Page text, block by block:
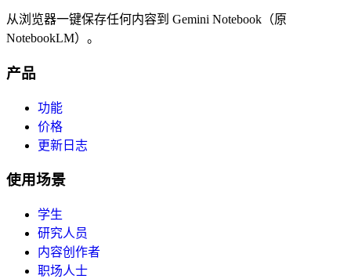
从浏览器一键保存任何内容到 Gemini Notebook（原
NotebookLM）。
产品
功能
价格
更新日志
使用场景
学生
研究人员
内容创作者
职场人士